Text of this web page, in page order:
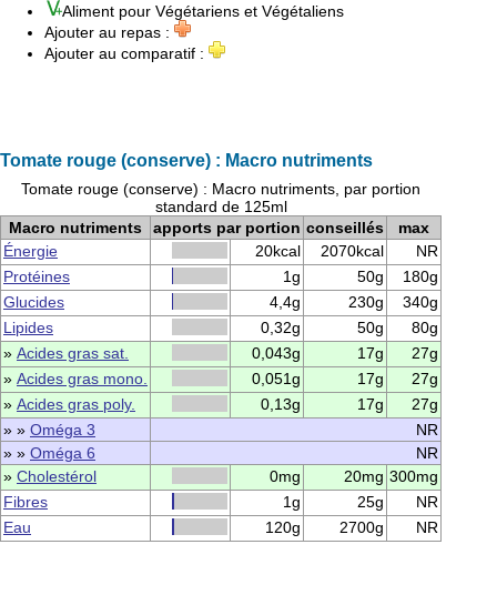
Aliment pour Végétariens et Végétaliens
Ajouter au repas :
Ajouter au comparatif :
Tomate rouge (conserve) : Macro nutriments
Tomate rouge (conserve) : Macro nutriments, par portion
standard de 125ml
Macro nutriments
apports par portion conseillés
max
Énergie
20kcal 2070kcal
NR
Protéines
1g 50g
180g
Glucides
4,4g 230g
340g
Lipides
0,32g 50g
80g
» Acides gras sat. 0,043g 17g
27g
» Acides gras mono. 0,051g 17g
27g
» Acides gras poly. 0,13g 17g
27g
» » Oméga 3
NR
» » Oméga 6
NR
» Cholestérol 0mg 20mg 300mg
Fibres
1g 25g
NR
Eau
120g 2700g NR